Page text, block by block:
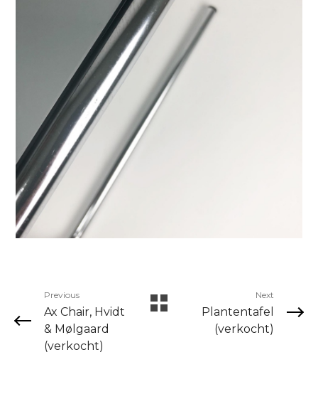
Previous
Ax Chair, Hvidt
& Mølgaard
(verkocht)
Next
Plantentafel
(verkocht)